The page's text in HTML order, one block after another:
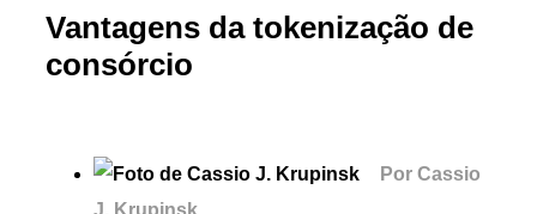
Vantagens da tokenização de
consórcio
Por Cassio